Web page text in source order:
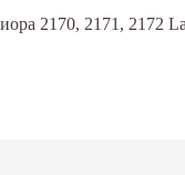
2170, 2171, 2172